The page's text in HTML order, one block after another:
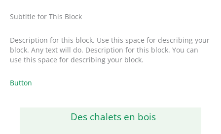
Subtitle for This Block
Description for this block. Use this space for describing your
block. Any text will do. Description for this block. You can
use this space for describing your block.
Button
Des chalets en bois